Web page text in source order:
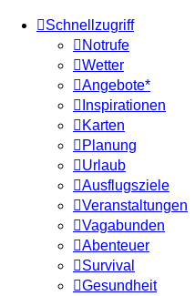
Schnellzugriff
Notrufe
Wetter
Angebote*
Inspirationen
Karten
Planung
Urlaub
Ausflugsziele
Veranstaltungen
Vagabunden
Abenteuer
Survival
Gesundheit